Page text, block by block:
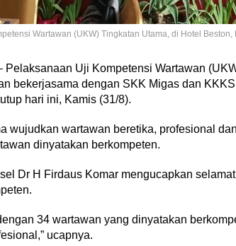
Wartawan (UKW) Tingkatan Utama, di Hotel Beston,
Pelaksanaan Uji Kompetensi Wartawan
bekerjasama dengan SKK Migas dan
hari ini, Kamis (31/8).
wujudkan wartawan beretika, profesional
dinyatakan berkompeten.
Dr H Firdaus Komar mengucapkan
34 wartawan yang dinyatakan
ucapnya.